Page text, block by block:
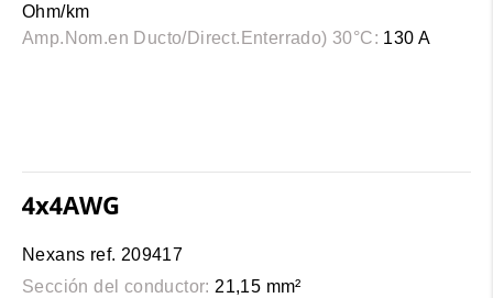
Ohm/km
Amp.Nom.en Ducto/Direct.Enterrado) 30°C: 130 A
4x4AWG
Nexans ref. 209417
Sección del conductor: 21,15 mm²